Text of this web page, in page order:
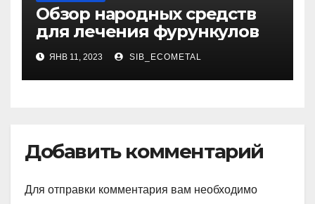
Обзор народных средств
для лечения фурункулов
ЯНВ 11, 2023 SIB_ECOMETAL
Добавить комментарий
Для отправки комментария вам необходимо